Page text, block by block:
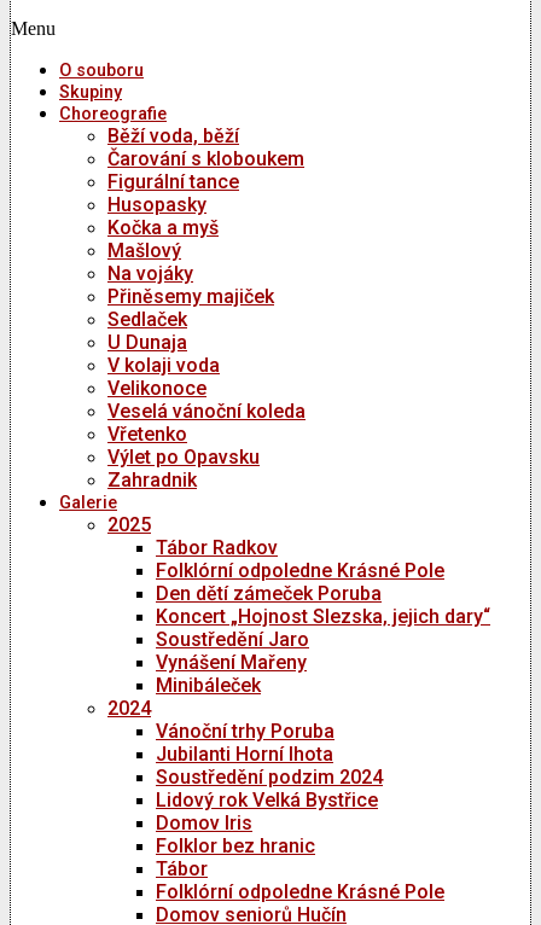
Menu
O souboru
Skupiny
Choreografie
Běží voda, běží
Čarování s kloboukem
Figurální tance
Husopasky
Kočka a myš
Mašlový
Na vojáky
Přiněsemy majiček
Sedlaček
U Dunaja
V kolaji voda
Velikonoce
Veselá vánoční koleda
Vřetenko
Výlet po Opavsku
Zahradnik
Galerie
2025
Tábor Radkov
Folklórní odpoledne Krásné Pole
Den dětí zámeček Poruba
Koncert „Hojnost Slezska, jejich dary“
Soustředění Jaro
Vynášení Mařeny
Minibáleček
2024
Vánoční trhy Poruba
Jubilanti Horní lhota
Soustředění podzim 2024
Lidový rok Velká Bystřice
Domov Iris
Folklor bez hranic
Tábor
Folklórní odpoledne Krásné Pole
Domov seniorů Hučín